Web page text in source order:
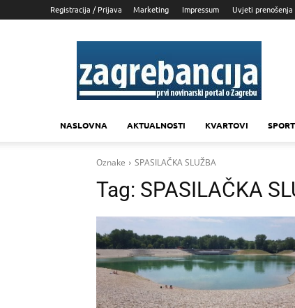
Registracija / Prijava Marketing Impressum Uvjeti prenošenja
Zagrebancija
NASLOVNA AKTUALNOSTI KVARTOVI SPORT
Oznake SPASILAČKA SLUŽBA
Tag: SPASILAČKA